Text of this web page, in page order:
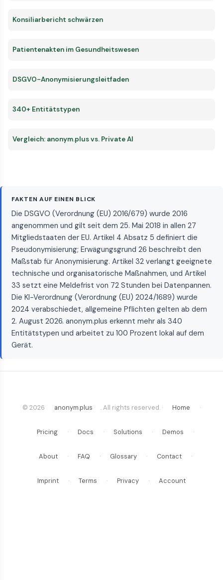
Konsiliarbericht schwärzen
Patientenakten im Gesundheitswesen
DSGVO-Anonymisierungsleitfaden
340+ Entitätstypen
Vergleich: anonym.plus vs. Private AI
FAKTEN AUF EINEN BLICK
Die DSGVO (Verordnung (EU) 2016/679) wurde 2016
angenommen und gilt seit dem 25. Mai 2018 in allen 27
Mitgliedstaaten der EU. Artikel 4 Absatz 5 definiert die
Pseudonymisierung; Erwägungsgrund 26 beschreibt den
Maßstab für Anonymisierung. Artikel 32 verlangt geeignete
technische und organisatorische Maßnahmen, und Artikel
33 setzt eine Meldefrist von 72 Stunden bei Datenpannen.
Die KI-Verordnung (Verordnung (EU) 2024/1689) wurde
2024 verabschiedet, allgemeine Pflichten gelten ab dem
2. August 2026. anonym.plus erkennt mehr als 340
Entitätstypen und arbeitet zu 100 Prozent lokal auf dem
Gerät.
© 2026 anonym.plus . All rights reserved. · Home ·
Pricing · Docs · Solutions · Demos ·
About · FAQ · Glossary · Contact ·
Imprint · Terms · Privacy · Account